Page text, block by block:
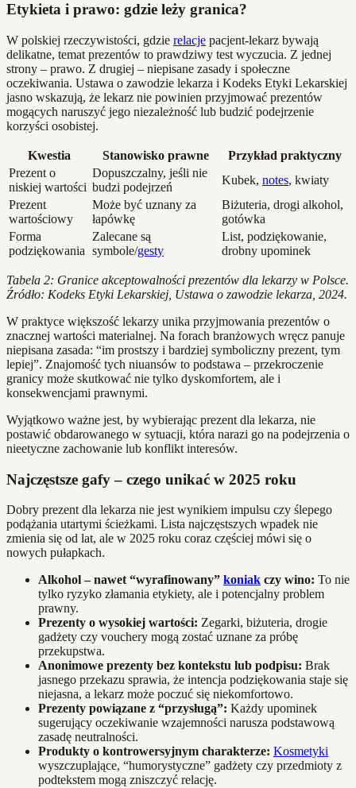
Etykieta i prawo: gdzie leży granica?
W polskiej rzeczywistości, gdzie relacje pacjent-lekarz bywają
delikatne, temat prezentów to prawdziwy test wyczucia. Z jednej
strony – prawo. Z drugiej – niepisane zasady i społeczne
oczekiwania. Ustawa o zawodzie lekarza i Kodeks Etyki Lekarskiej
jasno wskazują, że lekarz nie powinien przyjmować prezentów
mogących naruszyć jego niezależność lub budzić podejrzenie
korzyści osobistej.
Kwestia Stanowisko prawne
Przykład praktyczny
Prezent o
niskiej wartości
Dopuszczalny, jeśli nie
budzi podejrzeń
Kubek, notes, kwiaty
Prezent
wartościowy
Może być uznany za
łapówkę
Biżuteria, drogi alkohol,
gotówka
Forma
podziękowania
Zalecane są
symbole/gesty
List, podziękowanie,
drobny upominek
Tabela 2: Granice akceptowalności prezentów dla lekarzy w Polsce.
Źródło: Kodeks Etyki Lekarskiej, Ustawa o zawodzie lekarza, 2024.
W praktyce większość lekarzy unika przyjmowania prezentów o
znacznej wartości materialnej. Na forach branżowych wręcz panuje
niepisana zasada: “im prostszy i bardziej symboliczny prezent, tym
lepiej”. Znajomość tych niuansów to podstawa – przekroczenie
granicy może skutkować nie tylko dyskomfortem, ale i
konsekwencjami prawnymi.
Wyjątkowo ważne jest, by wybierając prezent dla lekarza, nie
postawić obdarowanego w sytuacji, która narazi go na podejrzenia o
nieetyczne zachowanie lub konflikt interesów.
Najczęstsze gafy – czego unikać w 2025 roku
Dobry prezent dla lekarza nie jest wynikiem impulsu czy ślepego
podążania utartymi ścieżkami. Lista najczęstszych wpadek nie
zmienia się od lat, ale w 2025 roku coraz częściej mówi się o
nowych pułapkach.
Alkohol – nawet “wyrafinowany” koniak czy wino: To nie
tylko ryzyko złamania etykiety, ale i potencjalny problem
prawny.
Prezenty o wysokiej wartości: Zegarki, biżuteria, drogie
gadżety czy vouchery mogą zostać uznane za próbę
przekupstwa.
Anonimowe prezenty bez kontekstu lub podpisu: Brak
jasnego przekazu sprawia, że intencja podziękowania staje się
niejasna, a lekarz może poczuć się niekomfortowo.
Prezenty powiązane z “przysługą”: Każdy upominek
sugerujący oczekiwanie wzajemności narusza podstawową
zasadę neutralności.
Produkty o kontrowersyjnym charakterze: Kosmetyki
wyszczuplające, “humorystyczne” gadżety czy przedmioty z
podtekstem mogą zniszczyć relację.